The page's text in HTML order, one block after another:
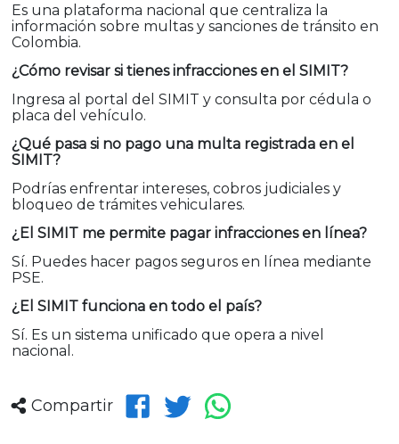
Es una plataforma nacional que centraliza la
información sobre multas y sanciones de tránsito en
Colombia.
¿Cómo revisar si tienes infracciones en el SIMIT?
Ingresa al portal del SIMIT y consulta por cédula o
placa del vehículo.
¿Qué pasa si no pago una multa registrada en el
SIMIT?
Podrías enfrentar intereses, cobros judiciales y
bloqueo de trámites vehiculares.
¿El SIMIT me permite pagar infracciones en línea?
Sí. Puedes hacer pagos seguros en línea mediante
PSE.
¿El SIMIT funciona en todo el país?
Sí. Es un sistema unificado que opera a nivel
nacional.
Compartir